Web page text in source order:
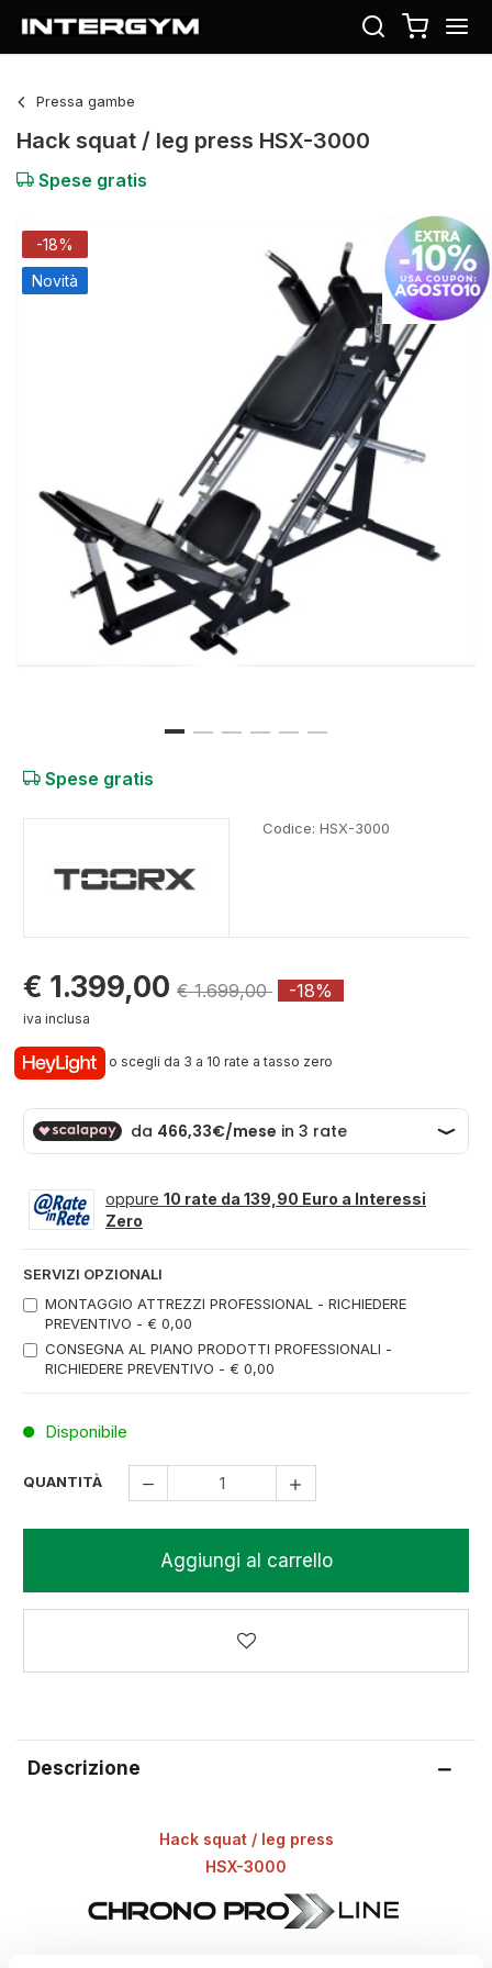
Pressa gambe
Hack squat / leg press HSX-3000
Spese gratis
-18%
Novità
Spese gratis
Codice: HSX-3000
€ 1.399,00 € 1.699,00 -18%
iva inclusa
o scegli da 3 a 10 rate a tasso zero
oppure 10 rate da 139,90 Euro a Interessi
Zero
SERVIZI OPZIONALI
MONTAGGIO ATTREZZI PROFESSIONAL - RICHIEDERE
PREVENTIVO - € 0,00
CONSEGNA AL PIANO PRODOTTI PROFESSIONALI -
RICHIEDERE PREVENTIVO - € 0,00
Disponibile
QUANTITÀ
Aggiungi al carrello
Descrizione
Hack squat / leg press
HSX-3000